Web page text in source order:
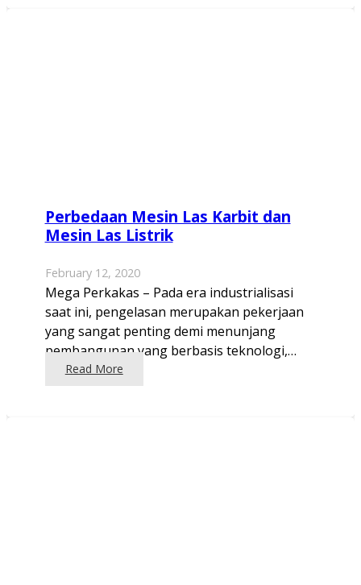
Perbedaan Mesin Las Karbit dan
Mesin Las Listrik
February 12, 2020
Mega Perkakas – Pada era industrialisasi
saat ini, pengelasan merupakan pekerjaan
yang sangat penting demi menunjang
pembangunan yang berbasis teknologi,…
Read More